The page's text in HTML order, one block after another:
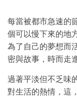
每當被都市急速的
個可以慢下來的地
為了自己的夢想而
密與故事，時而走
過著平淡但不乏味
對生活的熱情，這